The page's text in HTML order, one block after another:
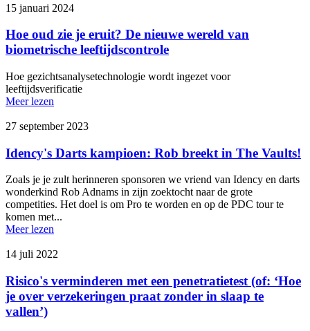
15 januari 2024
Hoe oud zie je eruit? De nieuwe wereld van
biometrische leeftijdscontrole
Hoe gezichtsanalysetechnologie wordt ingezet voor
leeftijdsverificatie
Meer lezen
27 september 2023
Idency's Darts kampioen: Rob breekt in The Vaults!
Zoals je je zult herinneren sponsoren we vriend van Idency en darts
wonderkind Rob Adnams in zijn zoektocht naar de grote
competities. Het doel is om Pro te worden en op de PDC tour te
komen met...
Meer lezen
14 juli 2022
Risico's verminderen met een penetratietest (of: ‘Hoe
je over verzekeringen praat zonder in slaap te
vallen’)